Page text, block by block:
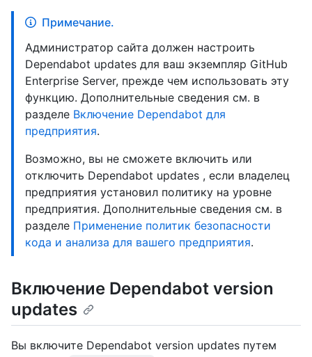
Примечание.
Администратор сайта должен настроить
Dependabot updates для ваш экземпляр GitHub
Enterprise Server, прежде чем использовать эту
функцию. Дополнительные сведения см. в
разделе Включение Dependabot для
предприятия.
Возможно, вы не сможете включить или
отключить Dependabot updates , если владелец
предприятия установил политику на уровне
предприятия. Дополнительные сведения см. в
разделе Применение политик безопасности
кода и анализа для вашего предприятия.
Включение Dependabot version
updates
Вы включите Dependabot version updates путем